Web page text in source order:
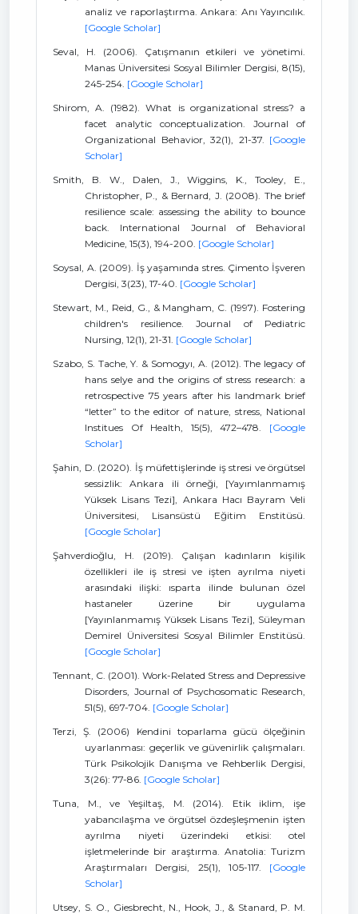
analiz ve raporlaştırma. Ankara: Anı Yayıncılık.
[Google Scholar]
Seval, H. (2006). Çatışmanın etkileri ve yönetimi.
Manas Üniversitesi Sosyal Bilimler Dergisi, 8(15),
245-254. [Google Scholar]
Shirom, A. (1982). What is organizational stress? a
facet analytic conceptualization. Journal of
Organizational Behavior, 32(1), 21-37. [Google
Scholar]
Smith, B. W., Dalen, J., Wiggins, K., Tooley, E.,
Christopher, P., & Bernard, J. (2008). The brief
resilience scale: assessing the ability to bounce
back. International Journal of Behavioral
Medicine, 15(3), 194-200. [Google Scholar]
Soysal, A. (2009). İş yaşamında stres. Çimento İşveren
Dergisi, 3(23), 17-40. [Google Scholar]
Stewart, M., Reid, G., & Mangham, C. (1997). Fostering
children's resilience. Journal of Pediatric
Nursing, 12(1), 21-31. [Google Scholar]
Szabo, S. Tache, Y. & Somogyı, A. (2012). The legacy of
hans selye and the origins of stress research: a
retrospective 75 years after his landmark brief
“letter” to the editor of nature, stress, National
Institues Of Health, 15(5), 472–478. [Google
Scholar]
Şahin, D. (2020). İş müfettişlerinde iş stresi ve örgütsel
sessizlik: Ankara ili örneği, [Yayımlanmamış
Yüksek Lisans Tezi], Ankara Hacı Bayram Veli
Üniversitesi, Lisansüstü Eğitim Enstitüsü.
[Google Scholar]
Şahverdioğlu, H. (2019). Çalışan kadınların kişilik
özellikleri ile iş stresi ve işten ayrılma niyeti
arasındaki ilişki: ısparta ilinde bulunan özel
hastaneler üzerine bir uygulama
[Yayınlanmamış Yüksek Lisans Tezi], Süleyman
Demirel Üniversitesi Sosyal Bilimler Enstitüsü.
[Google Scholar]
Tennant, C. (2001). Work-Related Stress and Depressive
Disorders, Journal of Psychosomatic Research,
51(5), 697-704. [Google Scholar]
Terzi, Ş. (2006) Kendini toparlama gücü ölçeğinin
uyarlanması: geçerlik ve güvenirlik çalışmaları.
Türk Psikolojik Danışma ve Rehberlik Dergisi,
3(26): 77-86. [Google Scholar]
Tuna, M., ve Yeşiltaş, M. (2014). Etik iklim, işe
yabancılaşma ve örgütsel özdeşleşmenin işten
ayrılma niyeti üzerindeki etkisi: otel
işletmelerinde bir araştırma. Anatolia: Turizm
Araştırmaları Dergisi, 25(1), 105-117. [Google
Scholar]
Utsey, S. O., Giesbrecht, N., Hook, J., & Stanard, P. M.